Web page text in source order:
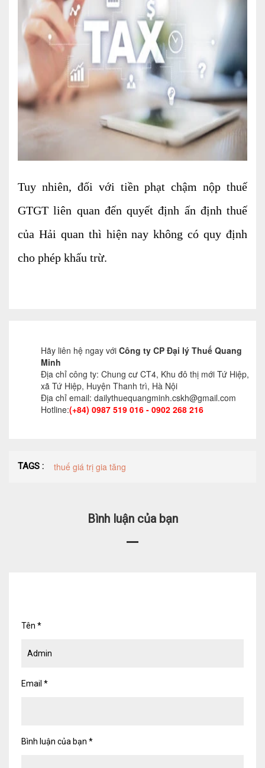
Tư vấn tổ chức bộ máy kế toán
Cung cấp DV Kế toán trưởng và Kế toán
Dịch vụ Doanh nghiệp
Thành lập mới Doanh nghiệp, hộ cá thể
Thay đổi Giấy phép Đăng ký Kinh Doanh
Hóa đơn điện tử
Dịch vụ Kiểm toán
Khóa học kế toán
Dịch vụ thẩm định giá
Thi công, lắp đặt nhôm kính
Tuy nhiên, đối với tiền phạt chậm nộp thuế
GTGT liên quan đến quyết định ấn định thuế
của Hải quan thì hiện nay không có quy định
cho phép khấu trừ.
Hãy liên hệ ngay với Công ty CP Đại lý Thuế Quang
Minh
Địa chỉ công ty: Chung cư CT4, Khu đô thị mới Tứ Hiệp,
xã Tứ Hiệp, Huyện Thanh trì, Hà Nội
Địa chỉ email: dailythuequangminh.cskh@gmail.com
Hotline:(+84) 0987 519 016 - 0902 268 216
TAGS : thuế giá trị gia tăng
Bình luận của bạn
Tên *
Email *
Bình luận của bạn *